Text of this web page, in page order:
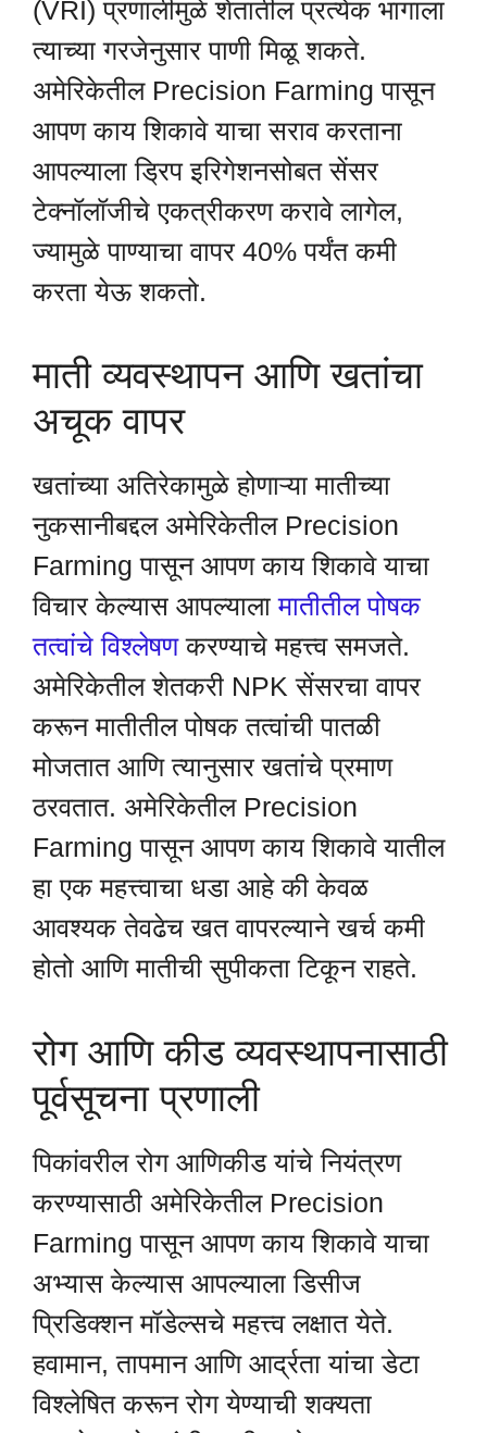
(VRI) प्रणालीमुळे शेतातील प्रत्येक भागाला
त्याच्या गरजेनुसार पाणी मिळू शकते.
अमेरिकेतील Precision Farming पासून
आपण काय शिकावे याचा सराव करताना
आपल्याला ड्रिप इरिगेशनसोबत सेंसर
टेक्नॉलॉजीचे एकत्रीकरण करावे लागेल,
ज्यामुळे पाण्याचा वापर 40% पर्यंत कमी
करता येऊ शकतो.
माती व्यवस्थापन आणि खतांचा
अचूक वापर
खतांच्या अतिरेकामुळे होणाऱ्या मातीच्या
नुकसानीबद्दल अमेरिकेतील Precision
Farming पासून आपण काय शिकावे याचा
विचार केल्यास आपल्यालामातीतील पोषक
तत्वांचे विश्लेषणकरण्याचे महत्त्व समजते.
अमेरिकेतील शेतकरी NPK सेंसरचा वापर
करून मातीतील पोषक तत्वांची पातळी
मोजतात आणि त्यानुसार खतांचे प्रमाण
ठरवतात. अमेरिकेतील Precision
Farming पासून आपण काय शिकावे यातील
हा एक महत्त्वाचा धडा आहे की केवळ
आवश्यक तेवढेच खत वापरल्याने खर्च कमी
होतो आणि मातीची सुपीकता टिकून राहते.
रोग आणि कीड व्यवस्थापनासाठी
पूर्वसूचना प्रणाली
पिकांवरील रोग आणिकीड यांचे नियंत्रण
करण्यासाठी अमेरिकेतील Precision
Farming पासून आपण काय शिकावे याचा
अभ्यास केल्यास आपल्याला डिसीज
प्रिडिक्शन मॉडेल्सचे महत्त्व लक्षात येते.
हवामान, तापमान आणि आर्द्रता यांचा डेटा
विश्लेषित करून रोग येण्याची शक्यता